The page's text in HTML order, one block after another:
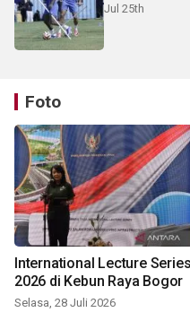
Jul 25th
Foto
International Lecture Series
2026 di Kebun Raya Bogor
Selasa, 28 Juli 2026